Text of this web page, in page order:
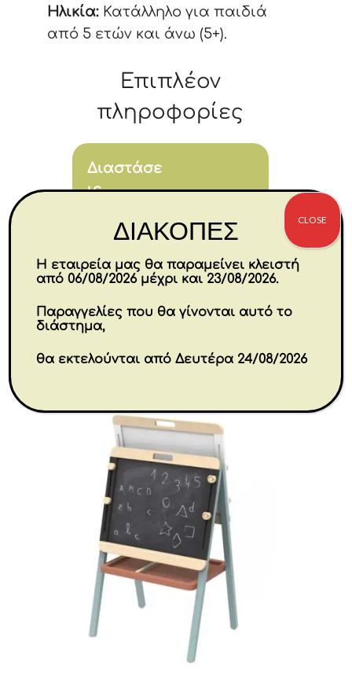
Ηλικία: Κατάλληλο για παιδιά
από 5 ετών και άνω (5+).
Επιπλέον
πληροφορίες
Διαστάσε
ις
4 × 14 × 24 cm
Εταιρία
SYCOMORE
Σχετικά προϊόντα
ΔΙΑΚΟΠΕΣ
Η εταιρεία μας θα παραμείνει κλειστή
από 06/08/2026 μέχρι και 23/08/2026.
Παραγγελίες που θα γίνονται αυτό το
διάστημα,
θα εκτελούνται από Δευτέρα 24/08/2026
CLOSE